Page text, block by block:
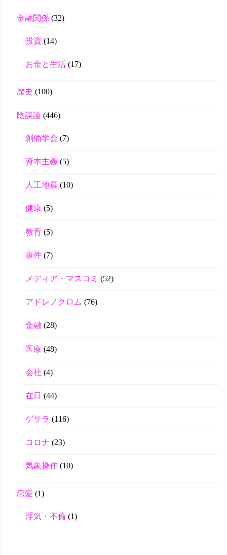
金融関係 (32)
投資 (14)
お金と生活(17)
歴史 (100)
陰謀論 (446)
創価学会 (7)
資本主義(5)
人工地震 (10)
健康(5)
教育(5)
事件(7)
メディア・マスコミ (52)
アドレノクロム (76)
金融 (28)
医療 (48)
会社 (4)
在日 (44)
ゲサラ (116)
コロナ (23)
気象操作(10)
恋愛 (1)
浮気・不倫 (1)